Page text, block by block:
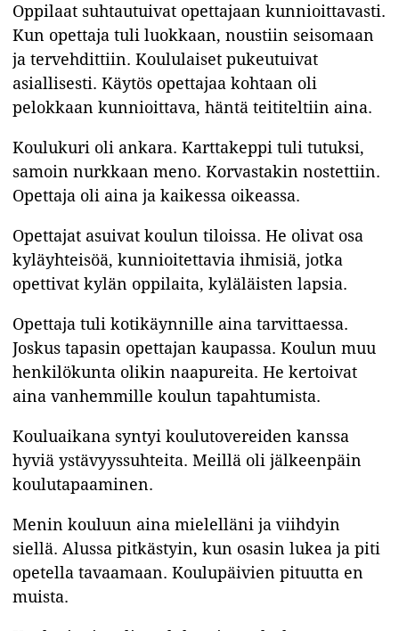
Oppilaat suhtautuivat opettajaan kunnioittavasti.
Kun opettaja tuli luokkaan, noustiin seisomaan
ja tervehdittiin. Koululaiset pukeutuivat
asiallisesti. Käytös opettajaa kohtaan oli
pelokkaan kunnioittava, häntä teititeltiin aina.
Koulukuri oli ankara. Karttakeppi tuli tutuksi,
samoin nurkkaan meno. Korvastakin nostettiin.
Opettaja oli aina ja kaikessa oikeassa.
Opettajat asuivat koulun tiloissa. He olivat osa
kyläyhteisöä, kunnioitettavia ihmisiä, jotka
opettivat kylän oppilaita, kyläläisten lapsia.
Opettaja tuli kotikäynnille aina tarvittaessa.
Joskus tapasin opettajan kaupassa. Koulun muu
henkilökunta olikin naapureita. He kertoivat
aina vanhemmille koulun tapahtumista.
Kouluaikana syntyi koulutovereiden kanssa
hyviä ystävyyssuhteita. Meillä oli jälkeenpäin
koulutapaaminen.
Menin kouluun aina mielelläni ja viihdyin
siellä. Alussa pitkästyin, kun osasin lukea ja piti
opetella tavaamaan. Koulupäivien pituutta en
muista.